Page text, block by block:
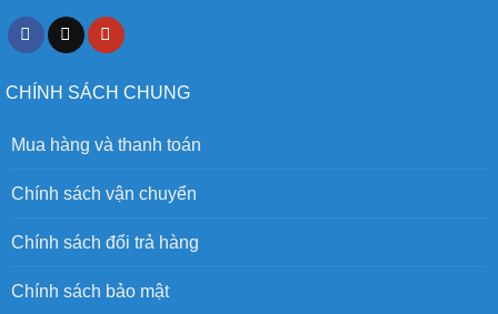
CHÍNH SÁCH CHUNG
Mua hàng và thanh toán
Chính sách vận chuyển
Chính sách đổi trả hàng
Chính sách bảo mật